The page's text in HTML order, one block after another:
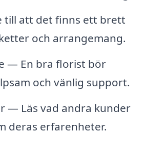
till att det finns ett brett
och arrangemang.
— En bra florist bör
och vänlig support.
— Läs vad andra kunder
deras erfarenheter.